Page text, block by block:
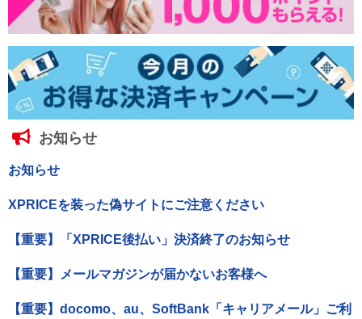
お知らせ
お知らせ
XPRICEを装った偽サイトにご注意ください
【重要】「XPRICE後払い」決済終了のお知らせ
【重要】メールマガジンが届かないお客様へ
【重要】docomo、au、SoftBank「キャリアメール」ご利